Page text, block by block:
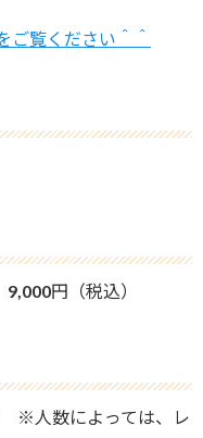
ご覧ください＾＾
円（税込）
※人数によっては、レ